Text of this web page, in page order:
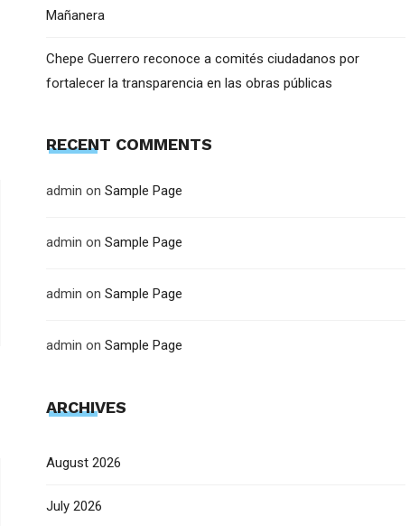
Mañanera
Chepe Guerrero reconoce a comités ciudadanos por
fortalecer la transparencia en las obras públicas
RECENT COMMENTS
admin on Sample Page
admin on Sample Page
admin on Sample Page
admin on Sample Page
ARCHIVES
August 2026
July 2026